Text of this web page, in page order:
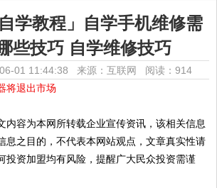
学教程」自学手机维修需
些技巧 自学维修技巧
01 11:44:38 来源：互联网 阅读：914
将退出市场
内容为本网所转载企业宣传资讯，该相关信息
息之目的，不代表本网站观点，文章真实性请
投资加盟均有风险，提醒广大民众投资需谨